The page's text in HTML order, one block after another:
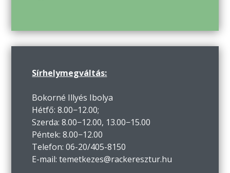
Sírhelymegváltás:
Bokorné Illyés Ibolya
Hétfő: 8.00−12.00;
Szerda: 8.00−12.00, 13.00−15.00
Péntek: 8.00−12.00
Telefon: 06-20/405-8150
E-mail: temetkezes@rackeresztur.hu